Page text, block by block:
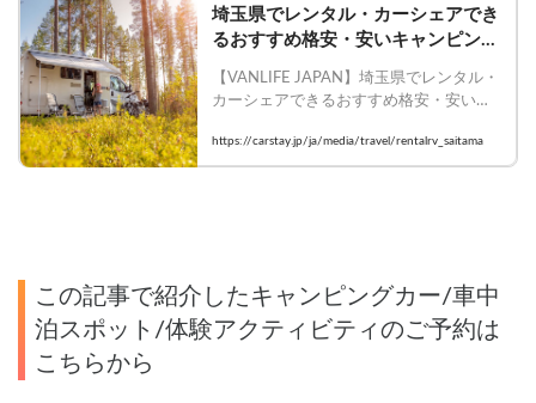
埼玉県でレンタル・カーシェアでき
るおすすめ格安・安いキャンピング
【VANLIFE JAPAN】埼玉県でレンタル・
カーシェアできるおすすめ格安・安いキ
    #Carstay #VANLIFEJAPAN #バンライ
フ #Carstay #キャンピングカー #レンタ
https://carstay.jp/ja/media/travel/rentalrv_saitama
この記事で紹介したキャンピングカー/車中
泊スポット/体験アクティビティのご予約は
こちらから